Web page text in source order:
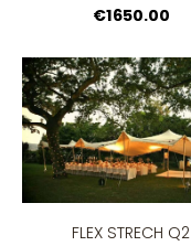
€1650.00
FLEX STRECH Q2